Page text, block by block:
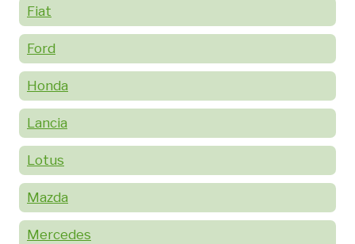
Fiat
Ford
Honda
Lancia
Lotus
Mazda
Mercedes